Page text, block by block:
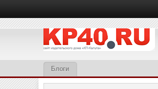
Блоги